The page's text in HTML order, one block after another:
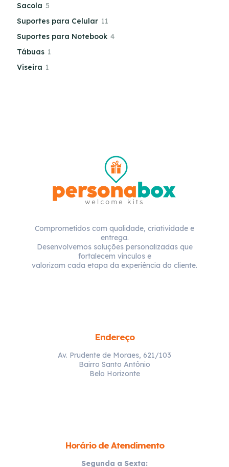
Sacola 5
Suportes para Celular 11
Suportes para Notebook 4
Tábuas 1
Viseira 1
Comprometidos com qualidade, criatividade e
entrega.
Desenvolvemos soluções personalizadas que
fortalecem vínculos e
valorizam cada etapa da experiência do cliente.
Endereço
Av. Prudente de Moraes, 621/103
Bairro Santo Antônio
Belo Horizonte
Horário de Atendimento
Segunda a Sexta: